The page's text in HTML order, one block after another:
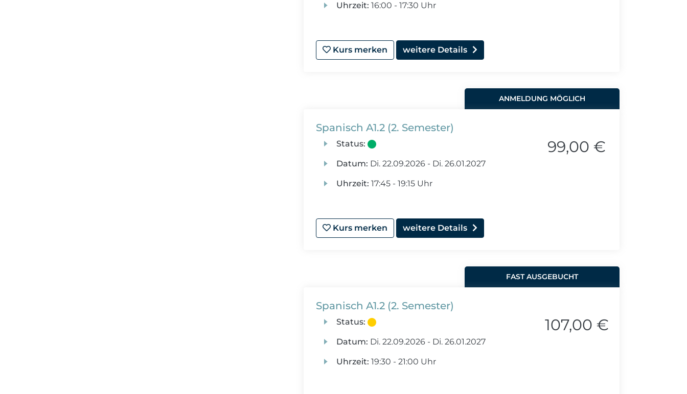
Uhrzeit: 16:00 - 17:30 Uhr
Kurs merken weitere Details
ANMELDUNG MÖGLICH
Spanisch A1.2 (2. Semester)
Status:
Datum: Di.22.09.2026 - Di.26.01.2027
Uhrzeit: 17:45 - 19:15 Uhr
99,00 €
Kurs merken weitere Details
FAST AUSGEBUCHT
Spanisch A1.2 (2. Semester)
Status:
Datum: Di.22.09.2026 - Di.26.01.2027
Uhrzeit: 19:30 - 21:00 Uhr
107,00 €